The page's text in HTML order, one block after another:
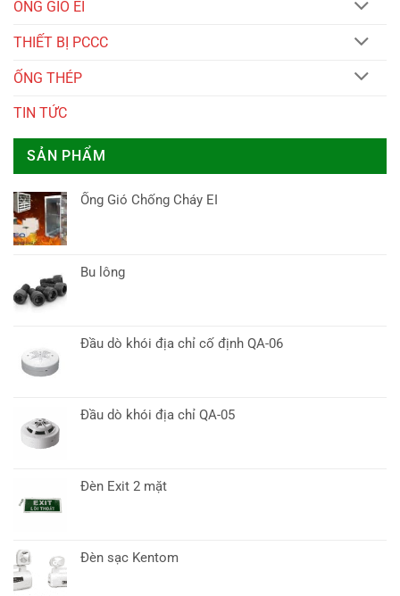
ỐNG GIÓ EI
THIẾT BỊ PCCC
ỐNG THÉP
TIN TỨC
SẢN PHẨM
Ống Gió Chống Cháy EI
Bu lông
Đầu dò khói địa chỉ cố định QA-06
Đầu dò khói địa chỉ QA-05
Đèn Exit 2 mặt
Đèn sạc Kentom